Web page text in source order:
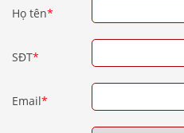
Họ tên*
SĐT*
Email*